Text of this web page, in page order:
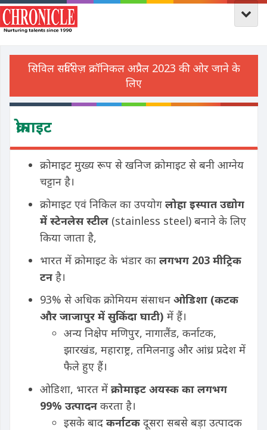
क्रोमाइट
क्रोमाइट मुख्य रूप से खनिज क्रोमाइट से बनी आग्नेय
चट्टान है।
क्रोमाइट एवं निकिल का उपयोग लोहा इस्पात उद्योग
में स्टेनलेस स्टील (stainless steel) बनाने के लिए
किया जाता है,
भारत में क्रोमाइट के भंडार का लगभग 203 मीट्रिक
टन है।
93% से अधिक क्रोमियम संसाधन ओडिशा (कटक
और जाजापुर में सुकिंदा घाटी) में हैं।
अन्य निक्षेप मणिपुर, नागालैंड, कर्नाटक,
झारखंड, महाराष्ट्र, तमिलनाडु और आंध्र प्रदेश में
फैले हुए हैं।
ओडिशा, भारत में क्रोमाइट अयस्क का लगभग
99% उत्पादन करता है।
इसके बाद कर्नाटक दूसरा सबसे बड़ा उत्पादक